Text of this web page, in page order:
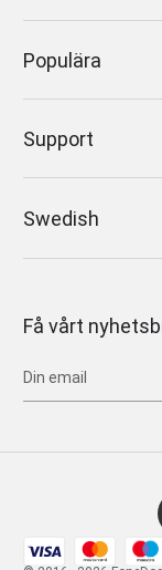
Populära
Support
Swedish
Få vårt